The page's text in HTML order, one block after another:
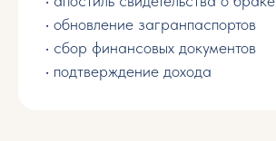
• обновление загранпаспортов
• сбор финансовых документов
• подтверждение дохода
+351